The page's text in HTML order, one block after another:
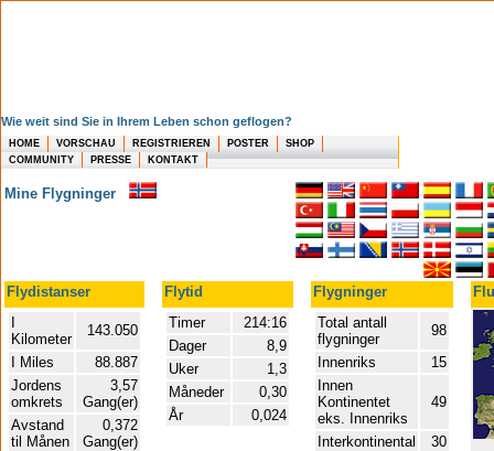
Wie weit sind Sie in Ihrem Leben schon geflogen?
HOME VORSCHAU REGISTRIEREN POSTER
SHOP
COMMUNITY
PRESSE KONTAKT
Mine Flygninger
Flydistanser Flytid Flygninger
Kilometer
143.050
I Miles
88.887
Jordens
omkrets
3,57
Gang(er)
Avstand
til Månen
0,372
Gang(er)
Timer
214:16
Dager
8,9
Uker
1,3
Måneder
0,30
År
0,024
Total antall
flygninger
98
Innenriks
15
Innen
Kontinentet
eks. Innenriks
49
Interkontinental
30